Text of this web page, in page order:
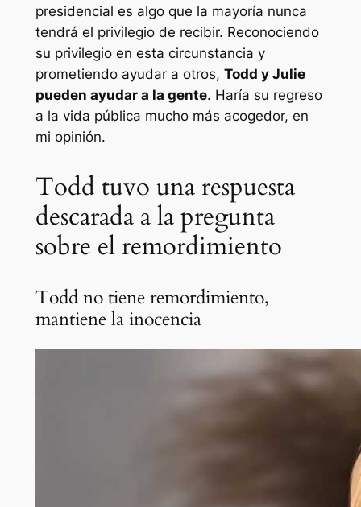
presidencial es algo que la mayoría nunca
tendrá el privilegio de recibir. Reconociendo
su privilegio en esta circunstancia y
prometiendo ayudar a otros, Todd y Julie
pueden ayudar a la gente. Haría su regreso
a la vida pública mucho más acogedor, en
mi opinión.
Todd tuvo una respuesta
descarada a la pregunta
sobre el remordimiento
Todd no tiene remordimiento,
mantiene la inocencia